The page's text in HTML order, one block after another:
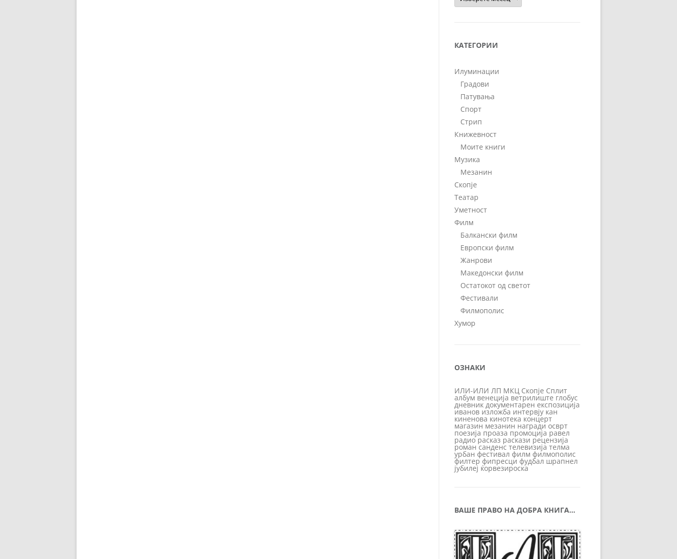
КАТЕГОРИИ
Илуминации
Градови
Патувања
Спорт
Стрип
Книжевност
Моите книги
Музика
Мезанин
Скопје
Театар
Уметност
Филм
Балкански филм
Европски филм
Жанрови
Македонски филм
Остатокот од светот
Фестивали
Филмополис
Хумор
ОЗНАКИ
ИЛИ-ИЛИ ЛП МКЦ Скопје Сплит
албум венеција ветрилиште глобус
дневник документарен експозиција
иванов изложба интервју кан
киненова кинотека концерт
магазин мезанин награди осврт
поезија проаза промоција равел
радио расказ раскази рецензија
роман санденс телевизија телма
урбан фестивал филм филмополис
филтер фипресци фудбал шрапнел
јубилеј ќорвезироска
ВАШЕ ПРАВО НА ДОБРА КНИГА…